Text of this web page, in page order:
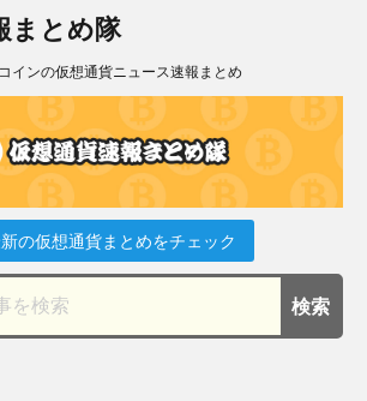
まとめ隊
インの仮想通貨ニュース速報まとめ
の仮想通貨まとめをチェック